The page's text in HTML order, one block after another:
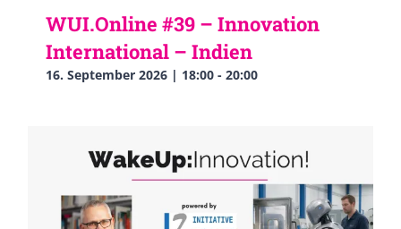
WUI.Online #39 – Innovation
International – Indien
16. September 2026 | 18:00 - 20:00